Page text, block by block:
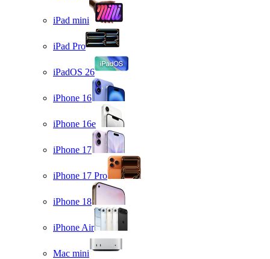
iPad mini
iPad Pro
iPadOS 26
iPhone 16
iPhone 16e
iPhone 17
iPhone 17 Pro
iPhone 18
iPhone Air
Mac mini